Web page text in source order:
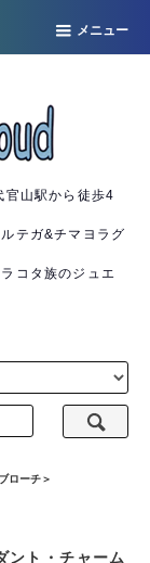
メニュー
官山駅から徒歩4
テガ&チマヨラグ
コタ族のジュエ
ローチ＞
ント・チャーム